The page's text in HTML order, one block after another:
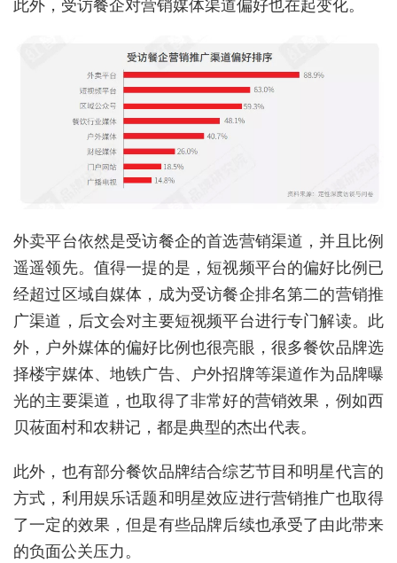
此外，受访餐企对营销媒体渠道偏好也在起变化。
外卖平台依然是受访餐企的首选营销渠道，并且比例
遥遥领先。值得一提的是，短视频平台的偏好比例已
经超过区域自媒体，成为受访餐企排名第二的营销推
广渠道，后文会对主要短视频平台进行专门解读。此
外，户外媒体的偏好比例也很亮眼，很多餐饮品牌选
择楼宇媒体、地铁广告、户外招牌等渠道作为品牌曝
光的主要渠道，也取得了非常好的营销效果，例如西
贝莜面村和农耕记，都是典型的杰出代表。
此外，也有部分餐饮品牌结合综艺节目和明星代言的
方式，利用娱乐话题和明星效应进行营销推广也取得
了一定的效果，但是有些品牌后续也承受了由此带来
的负面公关压力。